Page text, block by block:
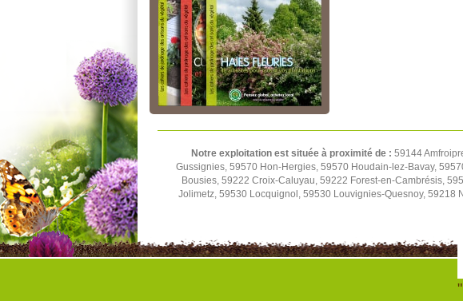
Notre exploitation est située à proximité de : 59144
Gussignies, 59570 Hon-Hergies, 59570 Houdain-lez-Bavay,
Bousies, 59222 Croix-Caluyau, 59222 Forest-en-Cambrésis,
Jolimetz, 59530 Locquignol, 59530 Louvignies-Quesnoy,